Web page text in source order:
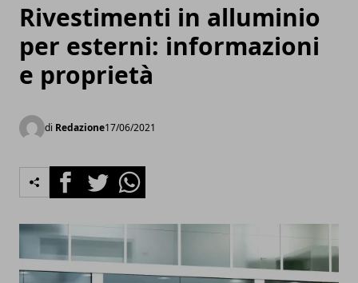
Rivestimenti in alluminio
per esterni: informazioni
e proprietà
di Redazione17/06/2021
FacebookTwitterWhatsapp